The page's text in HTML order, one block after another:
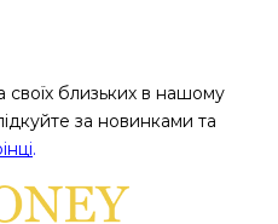
близьких в нашому
за новинками та
.